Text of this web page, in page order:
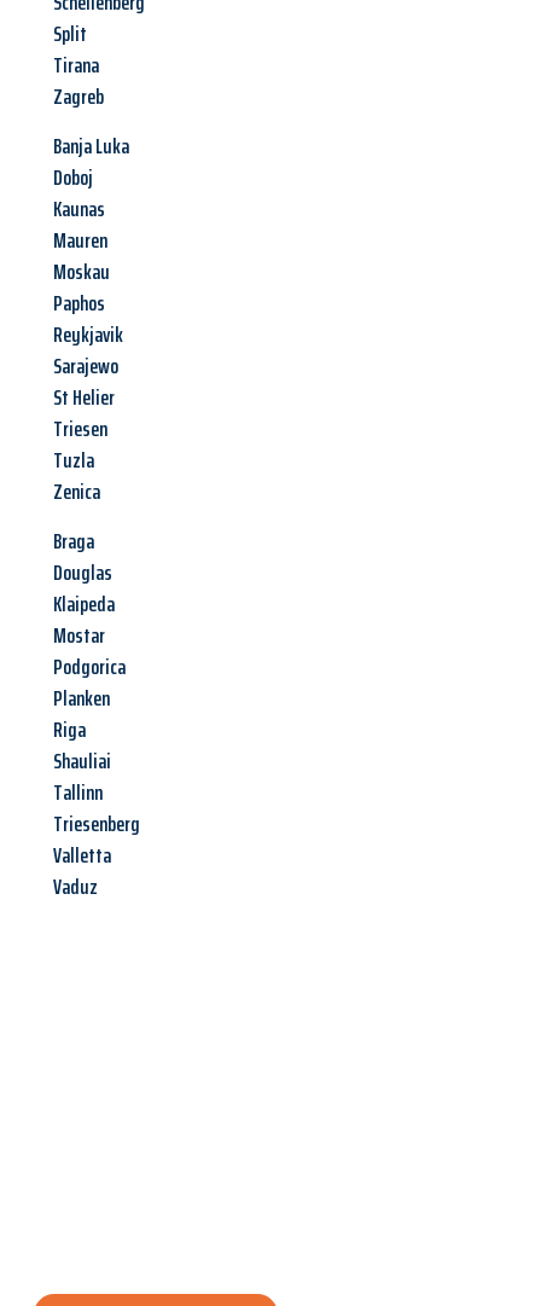
Split
Tirana
Zagreb
Banja Luka
Doboj
Kaunas
Mauren
Moskau
Paphos
Reykjavik
Sarajewo
St Helier
Triesen
Tuzla
Zenica
Braga
Douglas
Klaipeda
Mostar
Podgorica
Planken
Riga
Shauliai
Tallinn
Triesenberg
Valletta
Vaduz